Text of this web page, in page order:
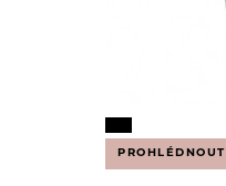
PROHLÉDNOUT